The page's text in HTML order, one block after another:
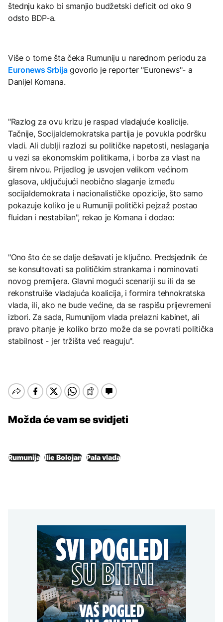
štednju kako bi smanjio budžetski deficit od oko 9
odsto BDP-a.
Više o tome šta čeka Rumuniju u narednom periodu za
Euronews Srbijagovorio je reporter "Euronews"- a
Danijel Komana.
"Razlog za ovu krizu je raspad vladajuće koalicije.
Tačnije, Socijaldemokratska partija je povukla podršku
vladi. Ali dublji razlozi su političke napetosti, neslaganja
u vezi sa ekonomskim politikama, i borba za vlast na
širem nivou. Prijedlog je usvojen velikom većinom
glasova, uključujući neobično slaganje između
socijaldemokrata i nacionalističke opozicije, što samo
pokazuje koliko je u Rumuniji politički pejzaž postao
fluidan i nestabilan", rekao je Komana i dodao:
"Ono što će se dalje dešavati je ključno. Predsjednik će
se konsultovati sa političkim strankama i nominovati
novog premijera. Glavni mogući scenariji su ili da se
rekonstruiše vladajuća koalicija, i formira tehnokratska
vlada, ili, ako ne bude većine, da se raspišu prijevremeni
izbori. Za sada, Rumunijom vlada prelazni kabinet, ali
pravo pitanje je koliko brzo može da se povrati politička
stabilnost - jer tržišta već reaguju".
Možda će vam se svidjeti
Rumunija Ilie Bolojan Pala vlada